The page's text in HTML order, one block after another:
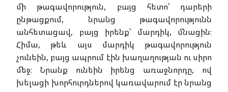
մի թագավորություն, բայց հետո՝ դարերի
ընթացքում, նրանց թագավորությունն
անհետացավ, բայց իրենք՝ մարդիկ, մնացին։
Հիմա, թեև այս մարդիկ թագավորություն
չունեին, բայց ապրում էին խաղաղության ու սիրո
մեջ։ Նրանք ունեին իրենց առաջնորդը, ով
խելացի խորհուրդներով կառավարում էր նրանց